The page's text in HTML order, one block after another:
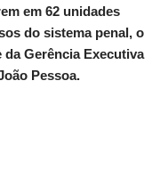
em 62 unidades
do sistema penal, o
da Gerência Executiva
Pessoa.